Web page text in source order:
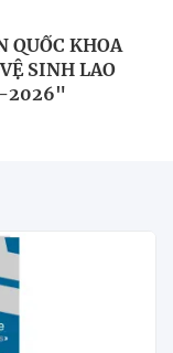
QUỐC KHOA
SINH LAO
2026"